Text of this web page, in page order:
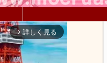
arrow_forward_ios 詳しく見る